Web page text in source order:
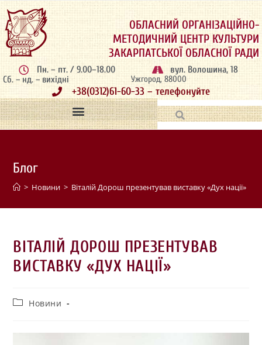
ОБЛАСНИЙ ОРГАНІЗАЦІЙНО-
МЕТОДИЧНИЙ ЦЕНТР КУЛЬТУРИ
ЗАКАРПАТСЬКОЇ ОБЛАСНОЇ РАДИ
Пн. – пт. / 9.00–18.00
Сб. – нд. – вихідні
вул. Волошина, 18
Ужгород, 88000
+38(0312)61-60-33 – телефонуйте
Блог
> Новини > Віталій Дорош презентував виставку «Дух нації»
ВІТАЛІЙ ДОРОШ ПРЕЗЕНТУВАВ
ВИСТАВКУ «ДУХ НАЦІЇ»
Новини